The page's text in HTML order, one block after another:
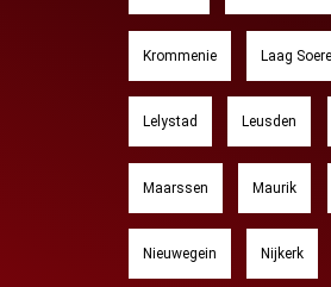
Krommenie Laag
Lelystad Leusden
Maarssen Maurik
Nieuwegein Nijkerk